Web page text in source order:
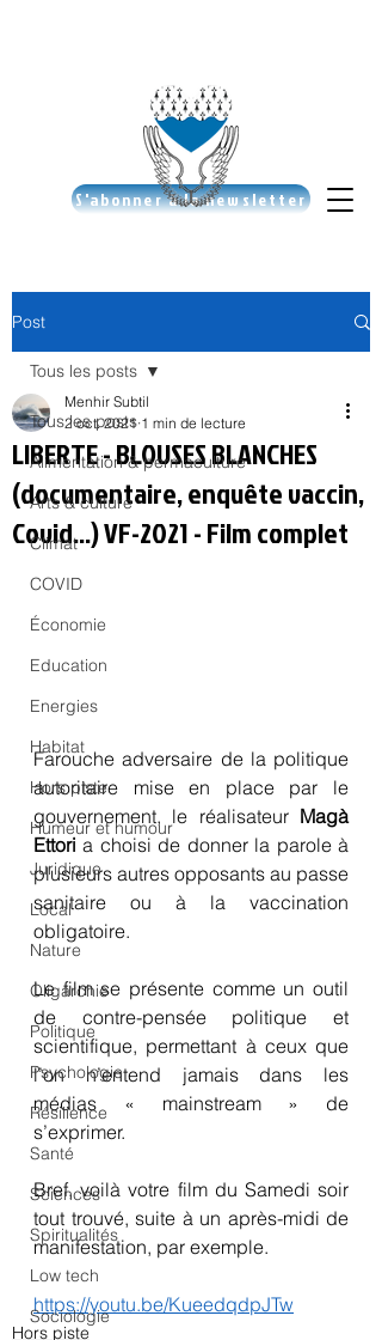
S'abonner à la newsletter
Post
Tous les posts
Alimentation & permaculture
Arts & culture
Climat
COVID
Économie
Education
Energies
Habitat
Hors piste
Humeur et humour
Juridique
Local
Nature
Oligarchie
Politique
Psychologie
Résilience
Santé
Sciences
Spiritualités
Low tech
Sociologie
Tous les posts
LIBERTE - BLOUSES BLANCHES
(documentaire, enquête vaccin,
Covid...) VF-2021 - Film complet
Menhir Subtil
2 oct. 2021 1 min de lecture
Farouche adversaire de la politique
autoritaire mise en place par le
gouvernement, le réalisateur Magà
Ettori a choisi de donner la parole à
plusieurs autres opposants au passe
sanitaire ou à la vaccination
obligatoire.
Le film se présente comme un outil
de contre-pensée politique et
scientifique, permettant à ceux que
l’on n’entend jamais dans les
médias « mainstream » de
s’exprimer.
Bref, voilà votre film du Samedi soir
tout trouvé, suite à un après-midi de
manifestation, par exemple.
https://youtu.be/KueedqdpJTw
Hors piste